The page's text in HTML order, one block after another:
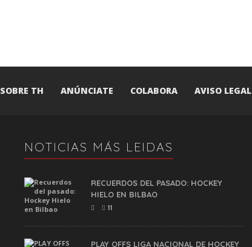
SOBRE TH ANÚNCIATE COLABORA AVISO LEGAL
NOTICIAS MÁS LEIDAS
RECUERDOS DEL PASADO: HOCKEY
HIELO EN BILBAO
11
PLAY OFFS LIGA NACIONAL DE HOCKEY